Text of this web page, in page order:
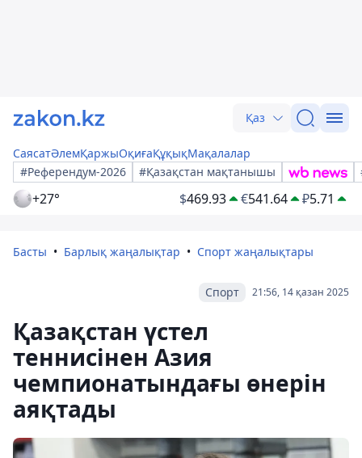
Қаз
СаясатӘлемҚаржыОқиғаҚұқықМақалалар
#Референдум-2026
#Қазақстан мақтанышы
+27° $469.93 €541.64 ₽5.71
Басты Барлық жаңалықтар Спорт жаңалықтары
21:56, 14 қазан 2025
Спорт
Қазақстан үстел
теннисінен Азия
чемпионатындағы өнерін
аяқтады